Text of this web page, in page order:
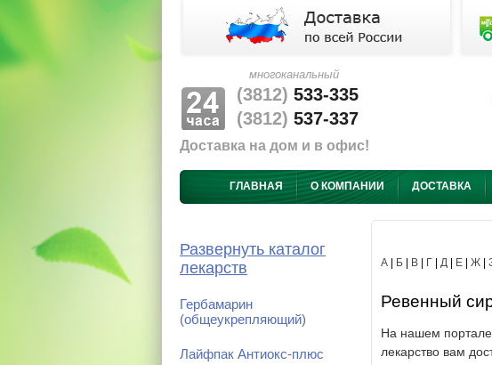
многоканальный
(3812) 533-335
(3812) 537-337
Доставка на дом и в офис!
ГЛАВНАЯ О КОМПАНИИ ДОСТАВКА
Развернуть каталог
лекарств
Гербамарин
(общеукрепляющий)
Лайфпак Антиокс-плюс
А Б В Г Д Е Ж
Ревенный
На нашем портале
лекарство вам